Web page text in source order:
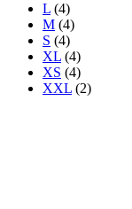
L (4)
M (4)
S (4)
XL (4)
XS (4)
XXL (2)